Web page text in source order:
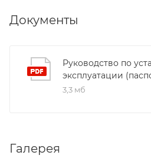
Документы
Руководство по
эксплуатации
3,3 мб
Галерея